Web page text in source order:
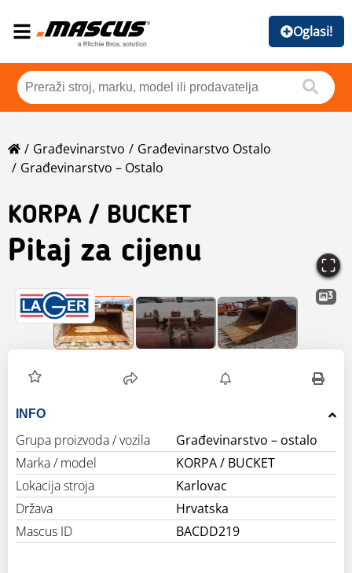
Oglasi!
Građevinarstvo
Građevinarstvo Ostalo
Građevinarstvo – Ostalo
KORPA / BUCKET
Pitaj za cijenu
3
INFO
Grupa proizvoda / vozila
Građevinarstvo – ostalo
Marka / model
KORPA / BUCKET
Lokacija stroja
Karlovac
Država
Hrvatska
Mascus ID
BACDD219